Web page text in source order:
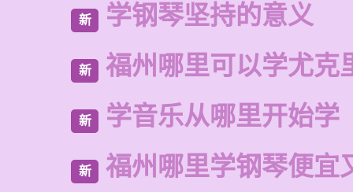
新 学钢琴坚持的意义
新 福州哪里可以学尤克
新 学音乐从哪里开始学
新 福州哪里学钢琴便宜